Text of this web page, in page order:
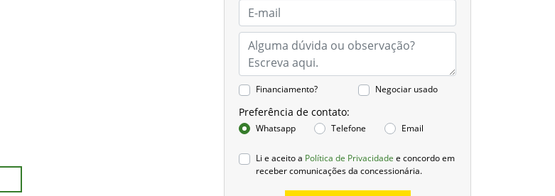
Financiamento? Negociar usado
Preferência de contato:
Whatsapp Telefone Email
Li e aceito a Política de Privacidade e concordo em
receber comunicações da concessionária.